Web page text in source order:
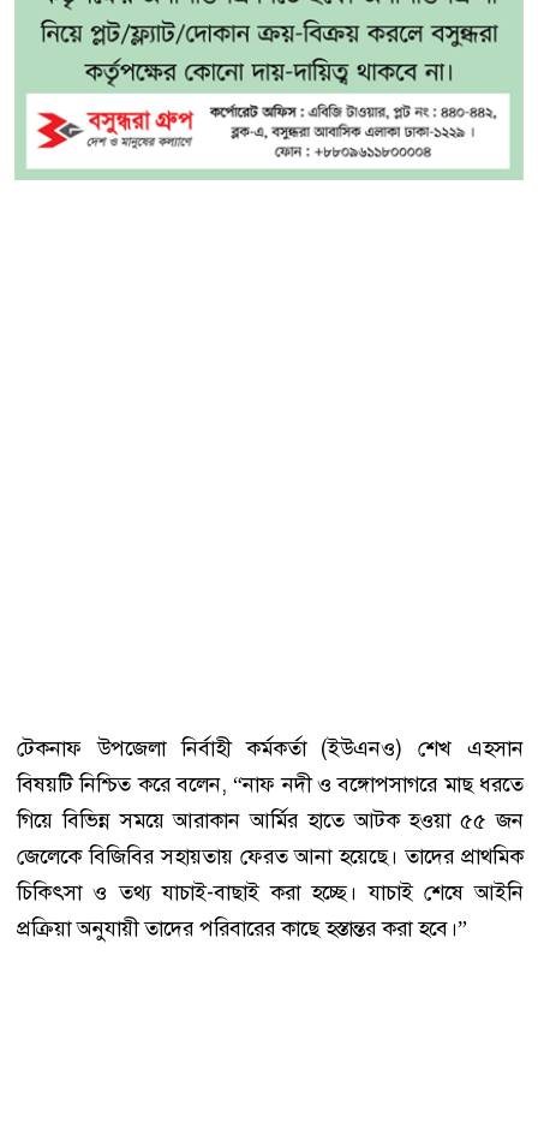
টেকনাফ উপজেলা নির্বাহী কর্মকর্তা (ইউএনও) শেখ এহসান
বিষয়টি নিশ্চিত করে বলেন, “নাফ নদী ও বঙ্গোপসাগরে মাছ ধরতে
গিয়ে বিভিন্ন সময়ে আরাকান আর্মির হাতে আটক হওয়া ৫৫ জন
জেলেকে বিজিবির সহায়তায় ফেরত আনা হয়েছে। তাদের প্রাথমিক
চিকিৎসা ও তথ্য যাচাই-বাছাই করা হচ্ছে। যাচাই শেষে আইনি
প্রক্রিয়া অনুযায়ী তাদের পরিবারের কাছে হস্তান্তর করা হবে।”